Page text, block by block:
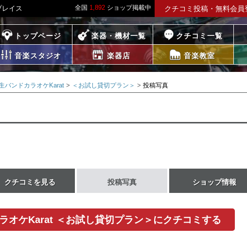
全国 1,892 ショップ掲載中 クチコミ投稿・無料会員
イス
トップページ 楽器・機材一覧 クチコミ一覧
音楽スタジオ 楽器店 音楽教室
バンドカラオケKarat ＜お試し貸切プラン＞ 投稿写真
クチコミを見る 投稿写真 ショップ情報
オケKarat ＜お試し貸切プラン＞にクチコミする